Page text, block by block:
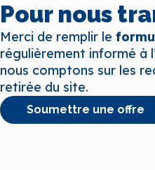
Pour nous
Merci de remplir le
régulièrement informé à
nous comptons sur les
retirée du site.
Soumettre une offre